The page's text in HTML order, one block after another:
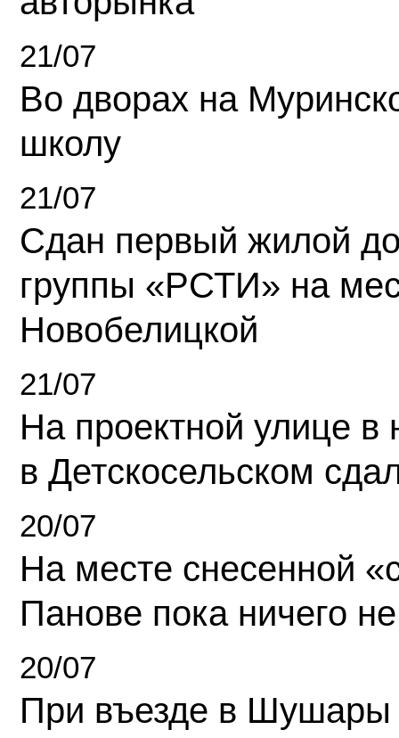
21/07
Во дворах на
школу
21/07
Сдан первый жилой
группы «РСТИ» на
Новобелицкой
21/07
На проектной улице
в Детскосельском
20/07
На месте снесенной
Панове пока ничего
20/07
При въезде в Шушары